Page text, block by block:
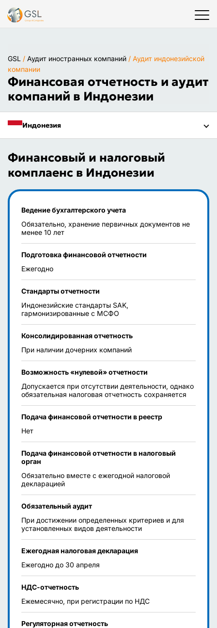
GSL / Аудит иностранных компаний / Аудит индонезийской
компании
Финансовая отчетность и аудит
компаний в Индонезии
Индонезия
Финансовый и налоговый
комплаенс в Индонезии
Ведение бухгалтерского учета
Обязательно, хранение первичных документов не
менее 10 лет
Подготовка финансовой отчетности
Ежегодно
Стандарты отчетности
Индонезийские стандарты SAK,
гармонизированные с МСФО
Консолидированная отчетность
При наличии дочерних компаний
Возможность «нулевой» отчетности
Допускается при отсутствии деятельности, однако
обязательная налоговая отчетность сохраняется
Подача финансовой отчетности в реестр
Нет
Подача финансовой отчетности в налоговый
орган
Обязательно вместе с ежегодной налоговой
декларацией
Обязательный аудит
При достижении определенных критериев и для
установленных видов деятельности
Ежегодная налоговая декларация
Ежегодно до 30 апреля
НДС-отчетность
Ежемесячно, при регистрации по НДС
Регуляторная отчетность